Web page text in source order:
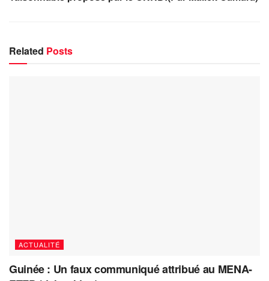
Related Posts
ACTUALITÉ
Guinée : Un faux communiqué attribué au MENA-